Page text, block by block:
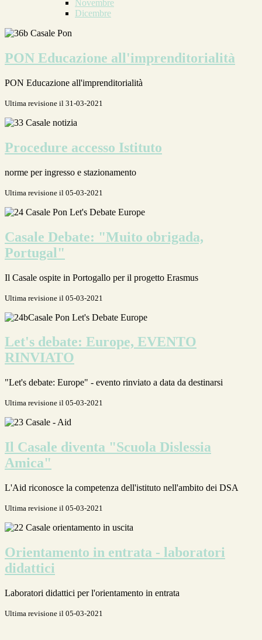
Novembre
Dicembre
PON Educazione all'imprenditorialità
PON Educazione all'imprenditorialità
Ultima revisione il 31-03-2021
Procedure accesso Istituto
norme per ingresso e stazionamento
Ultima revisione il 05-03-2021
Casale Debate: "Muito obrigada,
Portugal"
Il Casale ospite in Portogallo per il progetto Erasmus
Ultima revisione il 05-03-2021
Let's debate: Europe, EVENTO
RINVIATO
"Let's debate: Europe" - evento rinviato a data da destinarsi
Ultima revisione il 05-03-2021
Il Casale diventa "Scuola Dislessia
Amica"
L'Aid riconosce la competenza dell'istituto nell'ambito dei DSA
Ultima revisione il 05-03-2021
Orientamento in entrata - laboratori
didattici
Laboratori didattici per l'orientamento in entrata
Ultima revisione il 05-03-2021